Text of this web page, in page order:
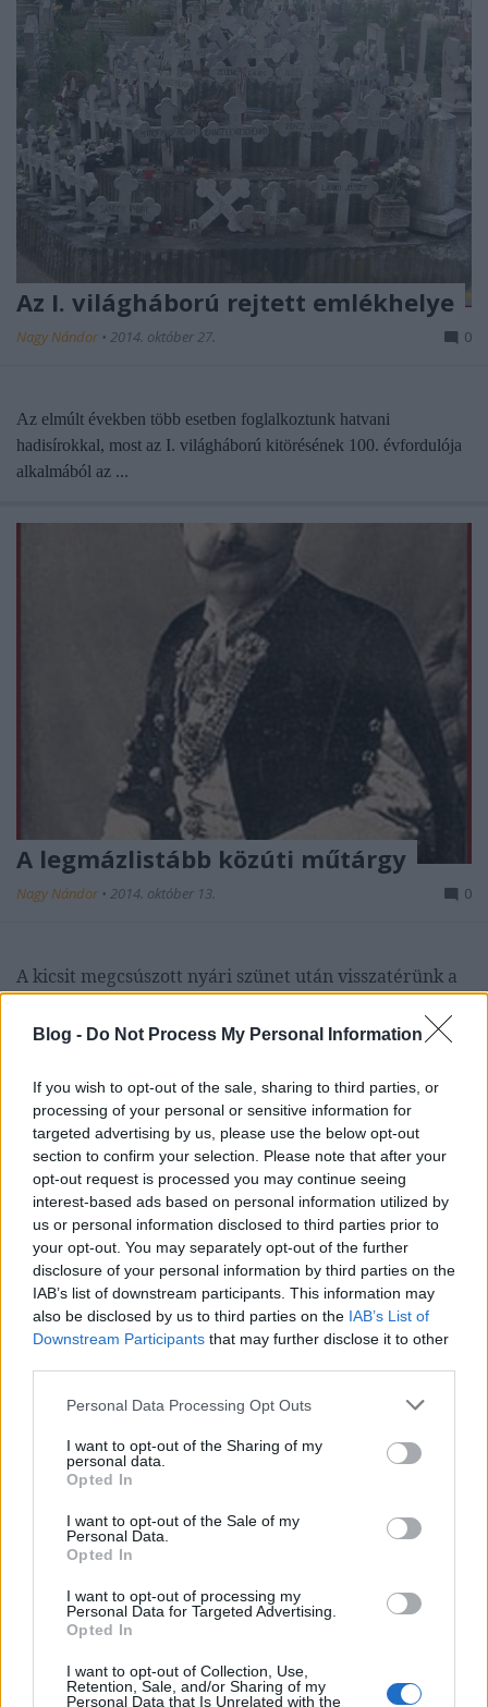
Blog - Do Not Process My Personal Information
If you wish to opt-out of the sale, sharing to third parties, or
processing of your personal or sensitive information for
targeted advertising by us, please use the below opt-out
section to confirm your selection. Please note that after your
opt-out request is processed you may continue seeing
interest-based ads based on personal information utilized by
us or personal information disclosed to third parties prior to
your opt-out. You may separately opt-out of the further
disclosure of your personal information by third parties on the
IAB’s list of downstream participants. This information may
also be disclosed by us to third parties on the IAB’s List of
Downstream Participants that may further disclose it to other
Please note that this website/app uses one or more Google
not limited to your visit or usage behaviour. You may click to
grant or deny consent to Google and its third-party tags to
use your data for below specified purposes in below Google
consent section.
Personal Data Processing Opt Outs
I want to opt-out of the Sharing of my
personal data.
Opted In
I want to opt-out of the Sale of my
Personal Data.
Opted In
I want to opt-out of processing my
Personal Data for Targeted Advertising.
Opted In
I want to opt-out of Collection, Use,
Retention, Sale, and/or Sharing of my
Personal Data that Is Unrelated with the
Az I. világháború rejtett emlékhelye
Nagy Nándor • 2014. október 27. 0
Az elmúlt években több esetben foglalkoztunk hatvani
hadisírokkal, most az I. világháború kitörésének 100. évfordulója
alkalmából az ...
A legmázlistább közúti műtárgy
Nagy Nándor • 2014. október 13. 0
A kicsit megcsúszott nyári szünet után visszatérünk a
legutóbbi bejegyzésünkbenszereplőújhatvani vasúti
felüljáróhoz, amelytől ...
100 éves az újhatvani vasúti
felüljáró
Nagy Nándor•2014. július 21.
Amikor múlt év őszén a 2014-es kötelező blog-
témákról filozofáltam, azonnal éremszerző helyre
került az újhatvani vasúti felüljáró, ...